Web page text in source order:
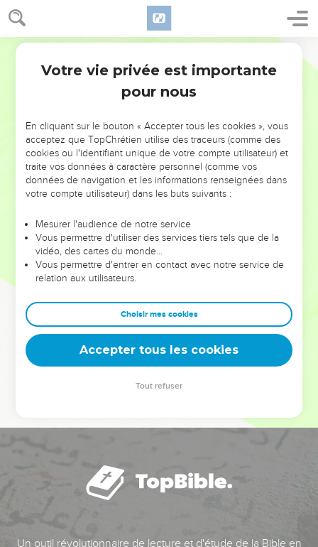
NE MANQUEZ PAS L’ÉVÉNEMENT
DE L’ANNÉE !
ET SI LEURS ERREURS POUVAIENT VOUS ÉVITER LES
VOTRES ?
leur foi ou leur vision. Mais on voit moins les doutes, les erreurs
et les saisons difficiles qu'ils ont traversés, alors même que ce
sont elles qui les ont façonnés.
Dans cette conférence, leaders, entrepreneurs, et responsables
clés pour avancer avec plus de sagesse afin que leurs erreurs
deviennent vos tremplins. Que vous guidiez un ministère, une
équipe, un groupe ou une famille, leur expérience est faite
Un outil révolutionnaire de lecture et d'étude de la Bible en
Votre vie privée est importante
pour nous
En cliquant sur le bouton « Accepter tous les cookies », vous
acceptez que TopChrétien utilise des traceurs (comme des
cookies ou l'identifiant unique de votre compte utilisateur) et
traite vos données à caractère personnel (comme vos
données de navigation et les informations renseignées dans
votre compte utilisateur) dans les buts suivants :
Mesurer l'audience de notre service
Vous permettre d'utiliser des services tiers tels que de la
vidéo, des cartes du monde…
Vous permettre d'entrer en contact avec notre service de
relation aux utilisateurs.
Choisir mes cookies
Accepter tous les cookies
Tout refuser